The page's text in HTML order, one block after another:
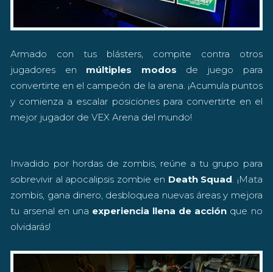
Armado con tus blásters, compite contra otros
jugadores en múltiples modos de juego para
convertirte en el campeón de la arena. ¡Acumula puntos
y comienza a escalar posiciones para convertirte en el
mejor jugador de VEX Arena del mundo!
Invadido por hordas de zombis, reúne a tu grupo para
sobrevivir al apocalipsis zombie en Death Squad . ¡Mata
zombis, gana dinero, desbloquea nuevas áreas y mejora
tu arsenal en una experiencia llena de acción que no
olvidarás!